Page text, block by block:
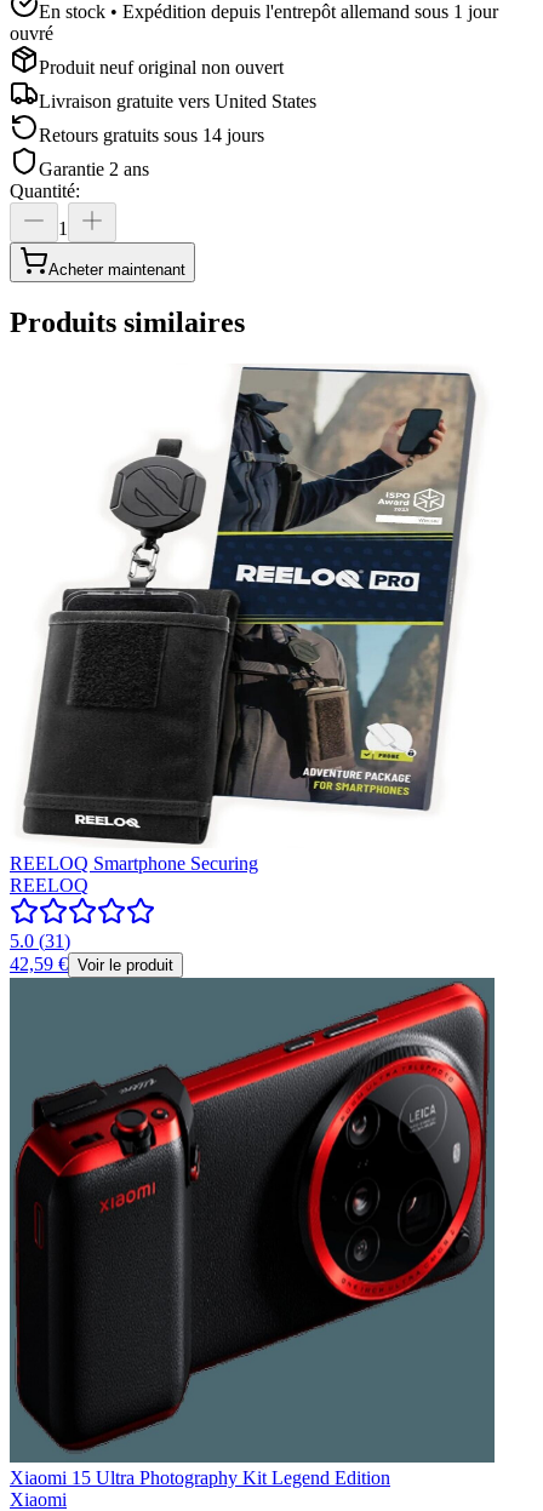
En stock • Expédition depuis l'entrepôt allemand sous 1 jour
ouvré
Produit neuf original non ouvert
Livraison gratuite vers United States
Retours gratuits sous 14 jours
Garantie 2 ans
Quantité:
1
Acheter maintenant
Produits similaires
REELOQ Smartphone Securing
REELOQ
5.0 (31)
42,59 € Voir le produit
Xiaomi 15 Ultra Photography Kit Legend Edition
Xiaomi